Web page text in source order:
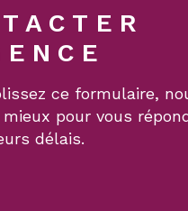
ce formulaire,
pour vous
délais.